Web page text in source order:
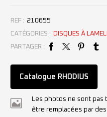
REF : 210655
CATÉGORIES :
DISQUES À
PARTAGER :
Catalogue RHODIUS
Les photos ne sont
être remplacées par